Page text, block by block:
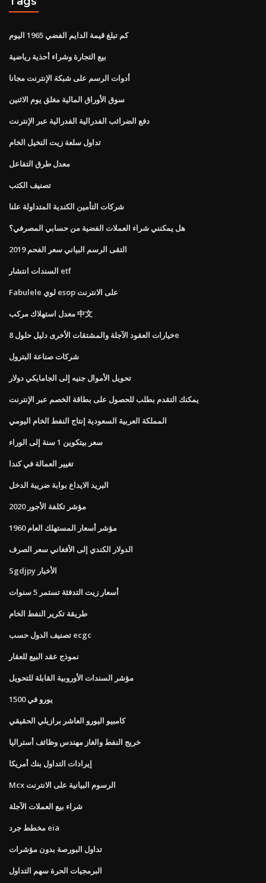
كم تبلغ قيمة الدايم الفضي 1965 اليوم
بيع التجارة وشراء أحذية رياضية
أدوات الرسم على شبكة الإنترنت مجانا
سوق الأوراق المالية مغلق يوم الاثنين
دفع الضرائب الفدرالية الفدرالية عبر الإنترنت
تداول سلعة زيت النخيل الخام
معدل طرق التفاعل
تصنيف الكتب
شركات التأمين الكندية المتداولة علنا
هل يمكنني شراء العملات الفضية من حسابي المصرفي؟
التقى الرسم البياني سعر الفحم 2019
السندات انتشار etf
Fabulele لوي esop على الانترنت
معدل استهلاك مركب 中文
خيارات العقود الآجلة والمشتقات الأخرى دليل حلول 8e
شركات صناعة البترول
تحويل الأموال جنيه إلى الجامايكي دولار
يمكنك التقدم بطلب للحصول على بطاقة الخصم عبر الإنترنت
المملكة العربية السعودية إنتاج النفط الخام اليومي
سعر بيتكوين 1 سنة إلى الوراء
تغيير العمالة في كندا
البريد الايداع بوابة ضريبة الدخل
مؤشر تكلفة الأجور 2020
مؤشر أسعار المستهلك العام 1960
الدولار الكندي إلى الأفغاني سعر الصرف
Sgdjpy الأخبار
أسعار زيت التدفئة تستمر 5 سنوات
طريقة تكرير النفط الخام
تصنيف الدول حسب ecgc
نموذج عقد البيع للعقار
مؤشر السندات الأوروبية القابلة للتحويل
1500 يورو في
كامبيو اليورو العاشر برازيلي الحقيقي
خريج النفط والغاز مهندس وظائف أستراليا
إيرادات التداول بنك أمريكا
Mcx الرسوم البيانية على الانترنت
شراء بيع العملات الآجلة
مخطط جرد eia
تداول البورصة بدون مؤشرات
البرمجيات الحرة سهم التداول